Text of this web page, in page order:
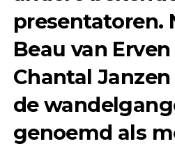
presentatoren.
Beau van
Chantal
de
genoemd als